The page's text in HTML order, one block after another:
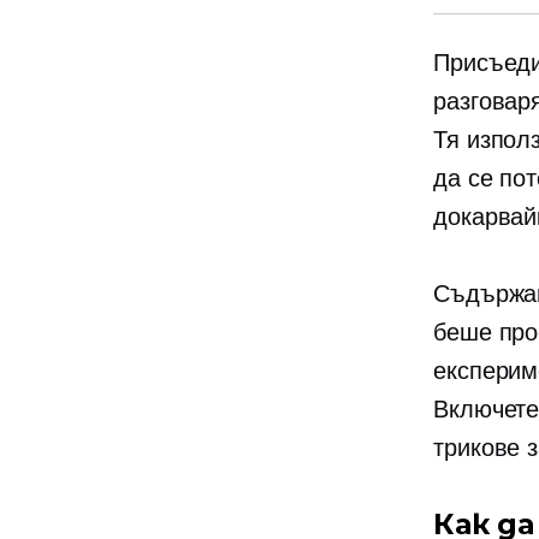
Тя
да се
беше
трикове
Как